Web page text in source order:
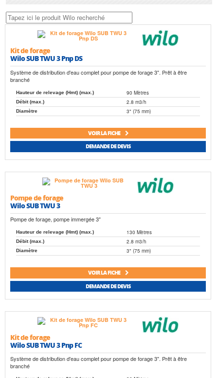
Kit de forage
Wilo SUB TWU 3 Pnp DS
Système de distribution d'eau complet pour pompe de forage 3". Prêt à être
branché
Hauteur de relevage (Hmt) (max.) 90 Mètres
Débit (max.) 2.8 m3/h
Diamètre 3" (75 mm)
VOIR LA FICHE
DEMANDE DE DEVIS
Pompe de forage
Wilo SUB TWU 3
Pompe de forage, pompe immergée 3"
Hauteur de relevage (Hmt) (max.) 130 Mètres
Débit (max.) 2.8 m3/h
Diamètre 3" (75 mm)
VOIR LA FICHE
DEMANDE DE DEVIS
Kit de forage
Wilo SUB TWU 3 Pnp FC
Système de distribution d'eau complet pour pompe de forage 3". Prêt à être
branché